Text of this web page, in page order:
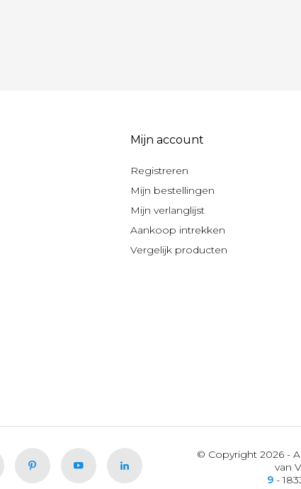
Mijn account
Registreren
Mijn bestellingen
Mijn verlanglijst
Aankoop intrekken
Vergelijk producten
© Copyright 2026 -
van
9 -